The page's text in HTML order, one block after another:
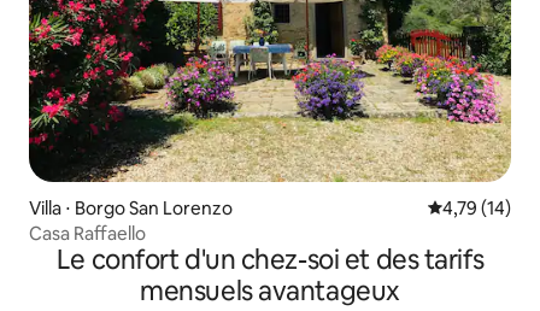
Villa ⋅ Borgo San Lorenzo Évaluation
4,79 (14)
Casa Raffaello
Le confort d'un chez-soi et des tarifs
mensuels avantageux